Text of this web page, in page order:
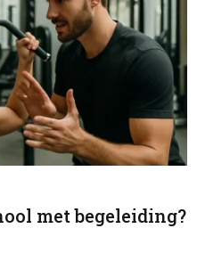
met begeleiding?